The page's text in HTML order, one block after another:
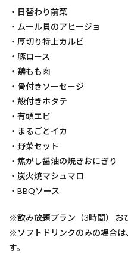
・日替わり前菜
・ムール貝のアヒージョ
・厚切り特上カルビ
・豚ロース
・鶏もも肉
・骨付きソーセージ
・殻付きホタテ
・有頭エビ
・まるごとイカ
・野菜セット
・焦がし醤油の焼きおにぎり
・炭火焼マシュマロ
・BBQソース
※飲み放題プラン（3時間） お
※ソフトドリンクのみの場合は
す。